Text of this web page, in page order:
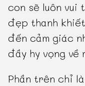
con sẽ luôn vui
đẹp thanh
đến cảm giác
đầy hy vọng
Phần trên chỉ